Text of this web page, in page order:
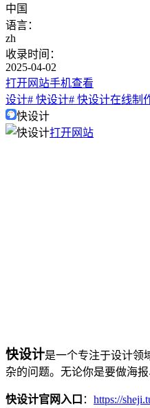
中国
语言：
zh
收录时间：
2025-04-02
打开网站手机查看
设计# 快设计# 快设计在线制
快设计
打开网站
快设计是一个专注于设计领
杂的问题。无论你是要做海
快设计官网入口 ： https://